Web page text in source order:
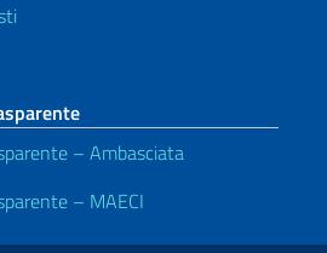
– Ambasciata
– MAECI